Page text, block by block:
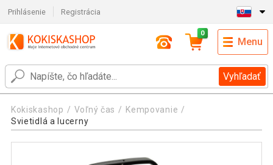
Prihlásenie Registrácia
Vyhľadať
0
Menu
Kokiskashop Voľný čas
Kempovanie
Svietidlá a lucerny